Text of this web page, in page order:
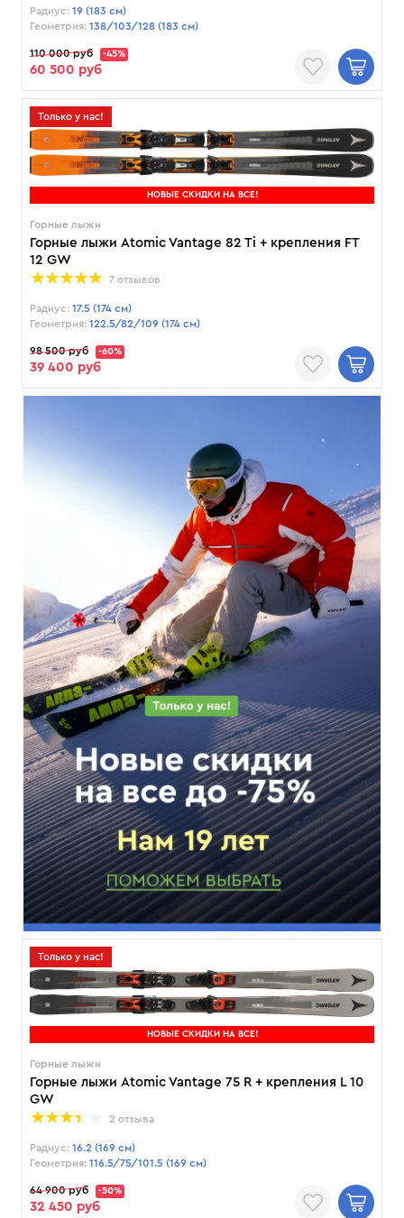
Радиус: 19 (183 см)
Геометрия: 138/103/128 (183 см)
110 000 руб -45%
60 500 руб
Только у нас!
НОВЫЕ СКИДКИ НА ВСЕ!
Горные лыжи
Горные лыжи Atomic Vantage 82 Ti + крепления FT
12 GW
7 отзывов
Радиус: 17.5 (174 см)
Геометрия: 122.5/82/109 (174 см)
98 500 руб -60%
39 400 руб
Только у нас!
НОВЫЕ СКИДКИ НА ВСЕ!
Горные лыжи
Горные лыжи Atomic Vantage 75 R + крепления L 10
GW
2 отзыва
Радиус: 16.2 (169 см)
Геометрия: 116.5/75/101.5 (169 см)
64 900 руб -50%
32 450 руб